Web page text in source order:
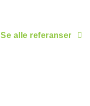
Se alle referanser